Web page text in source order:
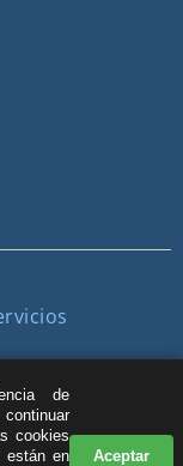
(sin costo)
de
cookies
están en
Aceptar